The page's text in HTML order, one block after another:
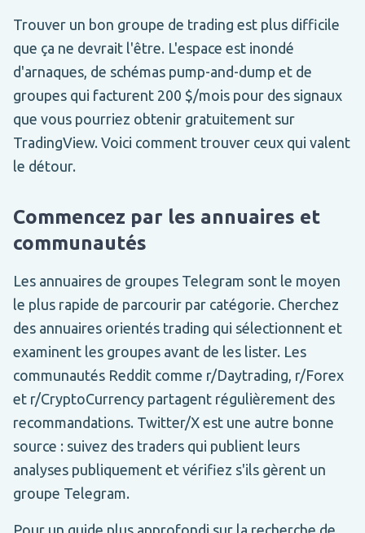
Trouver un bon groupe de trading est plus difficile
que ça ne devrait l'être. L'espace est inondé
d'arnaques, de schémas pump-and-dump et de
groupes qui facturent 200 $/mois pour des signaux
que vous pourriez obtenir gratuitement sur
TradingView. Voici comment trouver ceux qui valent
le détour.
Commencez par les annuaires et
communautés
Les annuaires de groupes Telegram sont le moyen
le plus rapide de parcourir par catégorie. Cherchez
des annuaires orientés trading qui sélectionnent et
examinent les groupes avant de les lister. Les
communautés Reddit comme r/Daytrading, r/Forex
et r/CryptoCurrency partagent régulièrement des
recommandations. Twitter/X est une autre bonne
source : suivez des traders qui publient leurs
analyses publiquement et vérifiez s'ils gèrent un
groupe Telegram.
Pour un guide plus approfondi sur la recherche de